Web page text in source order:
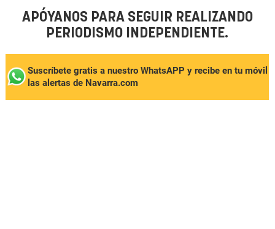
APÓYANOS PARA SEGUIR REALIZANDO
PERIODISMO INDEPENDIENTE.
Suscríbete gratis a nuestro WhatsAPP y recibe en tu móvil
las alertas de Navarra.com